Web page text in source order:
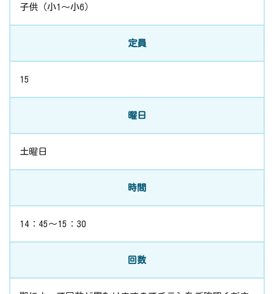
子供（小1～小6）
定員
15
曜日
土曜日
時間
14：45～15：30
回数